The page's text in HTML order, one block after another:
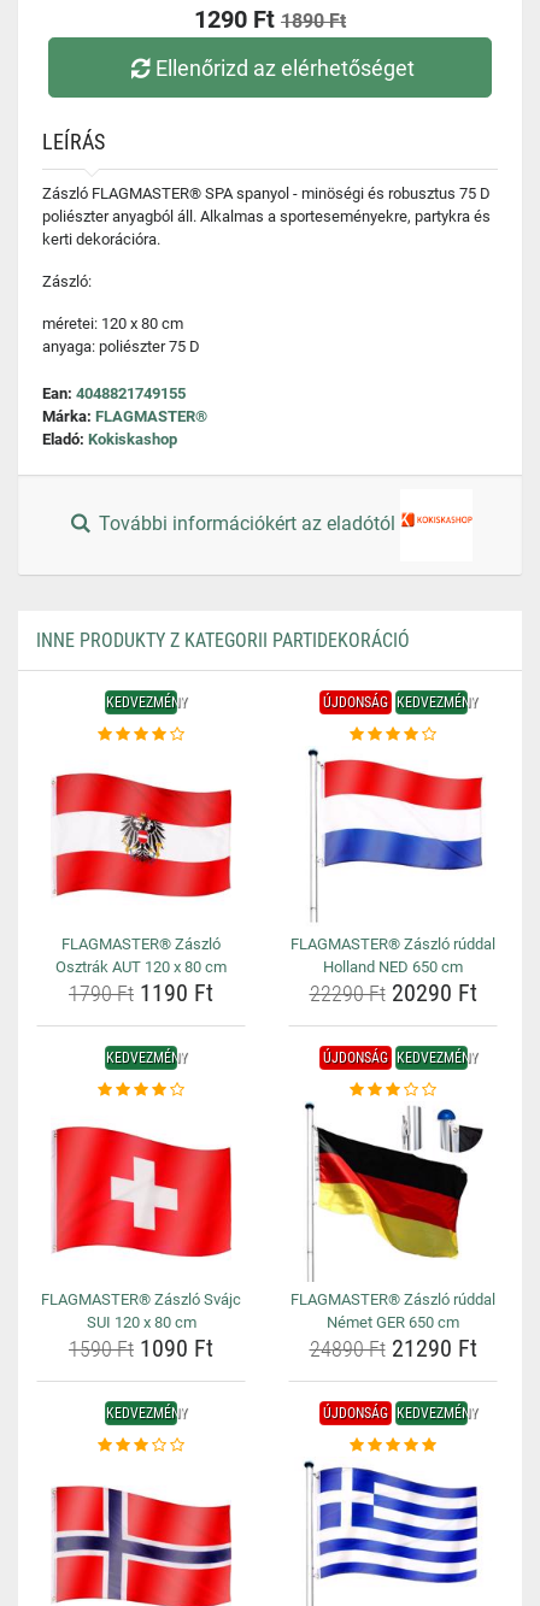
1290 Ft 1890 Ft
Ellenőrizd az elérhetőséget
LEÍRÁS
Zászló FLAGMASTER® SPA spanyol - minöségi és robusztus 75 D
poliészter anyagból áll. Alkalmas a sporteseményekre, partykra és
kerti dekorációra.
Zászló:
méretei: 120 x 80 cm
anyaga: poliészter 75 D
Ean: 4048821749155
Márka: FLAGMASTER®
Eladó: Kokiskashop
További információkért az eladótól
INNE PRODUKTY Z KATEGORII PARTIDEKORÁCIÓ
KEDVEZMÉNY
FLAGMASTER® Zászló
Osztrák AUT 120 x 80 cm
1790 Ft 1190 Ft
ÚJDONSÁG KEDVEZMÉNY
FLAGMASTER® Zászló rúddal
Holland NED 650 cm
22290 Ft20290 Ft
KEDVEZMÉNY
FLAGMASTER® Zászló Svájc
SUI 120 x 80 cm
1590 Ft 1090 Ft
ÚJDONSÁG KEDVEZMÉNY
FLAGMASTER® Zászló rúddal
Német GER 650 cm
24890 Ft21290 Ft
KEDVEZMÉNY ÚJDONSÁG KEDVEZMÉNY